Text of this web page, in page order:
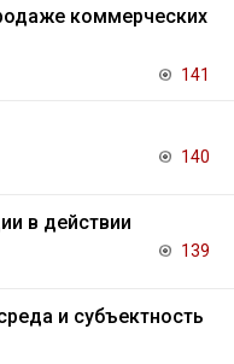
коммерческих
141
140
в действии
139
и субъектность